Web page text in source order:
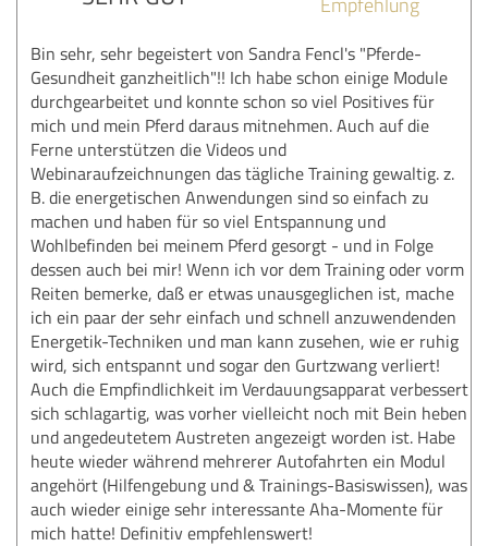
Bin sehr, sehr begeistert von Sandra Fencl's "Pferde-
Gesundheit ganzheitlich"!! Ich habe schon einige Module
durchgearbeitet und konnte schon so viel Positives für
mich und mein Pferd daraus mitnehmen. Auch auf die
Ferne unterstützen die Videos und
Webinaraufzeichnungen das tägliche Training gewaltig. z.
B. die energetischen Anwendungen sind so einfach zu
machen und haben für so viel Entspannung und
Wohlbefinden bei meinem Pferd gesorgt - und in Folge
dessen auch bei mir! Wenn ich vor dem Training oder vorm
Reiten bemerke, daß er etwas unausgeglichen ist, mache
ich ein paar der sehr einfach und schnell anzuwendenden
Energetik-Techniken und man kann zusehen, wie er ruhig
wird, sich entspannt und sogar den Gurtzwang verliert!
Auch die Empfindlichkeit im Verdauungsapparat verbessert
sich schlagartig, was vorher vielleicht noch mit Bein heben
und angedeutetem Austreten angezeigt worden ist. Habe
heute wieder während mehrerer Autofahrten ein Modul
angehört (Hilfengebung und & Trainings-Basiswissen), was
auch wieder einige sehr interessante Aha-Momente für
mich hatte! Definitiv empfehlenswert!